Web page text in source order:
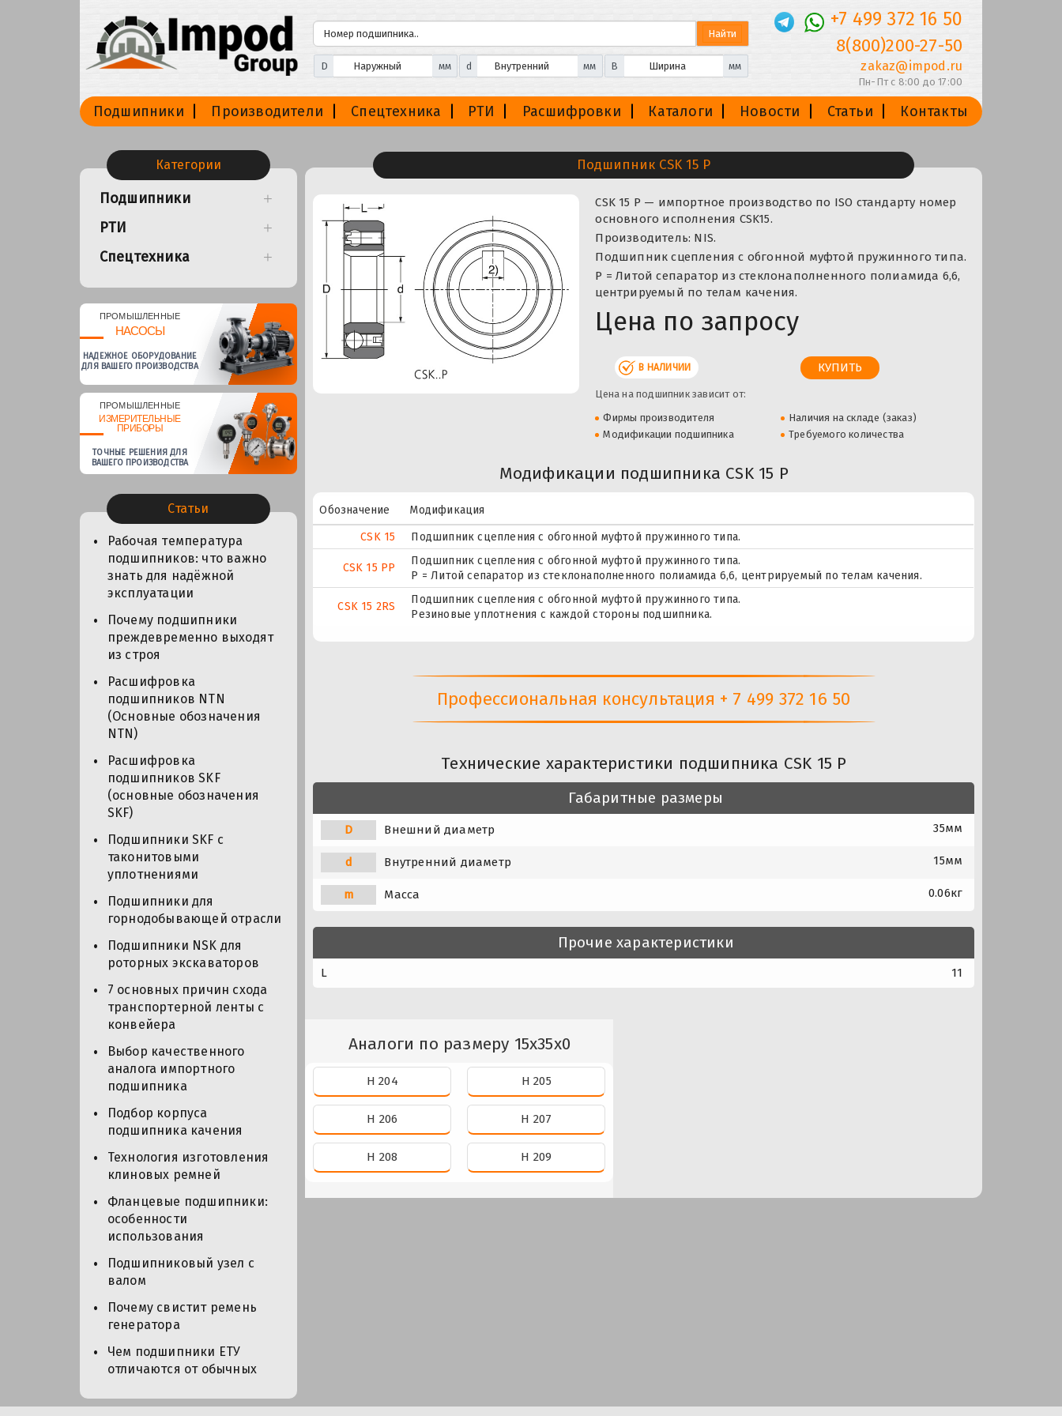
D мм d мм B мм
+7 499 372 16 50
8(800)200-27-50
zakaz@impod.ru
Пн-Пт с 8:00 до 17:00
Подшипники Производители Спецтехника РТИ Расшифровки Каталоги Новости Статьи Контакты
Категории
Подшипники
РТИ
Спецтехника
ПРОМЫШЛЕННЫЕ
НАСОСЫ
НАДЕЖНОЕ ОБОРУДОВАНИЕ
ДЛЯ ВАШЕГО ПРОИЗВОДСТВА
ПРОМЫШЛЕННЫЕ
ИЗМЕРИТЕЛЬНЫЕ
ПРИБОРЫ
ТОЧНЫЕ РЕШЕНИЯ ДЛЯ
ВАШЕГО ПРОИЗВОДСТВА
Статьи
Рабочая температура
подшипников: что важно
знать для надёжной
эксплуатации
Почему подшипники
преждевременно выходят
из строя
Расшифровка
подшипников NTN
(Основные обозначения
NTN)
Расшифровка
подшипников SKF
(основные обозначения
SKF)
Подшипники SKF с
таконитовыми
уплотнениями
Подшипники для
горнодобывающей отрасли
Подшипники NSK для
роторных экскаваторов
7 основных причин схода
транспортерной ленты с
конвейера
Выбор качественного
аналога импортного
подшипника
Подбор корпуса
подшипника качения
Технология изготовления
клиновых ремней
Фланцевые подшипники:
особенности
использования
Подшипниковый узел с
валом
Почему свистит ремень
генератора
Чем подшипники ЕТУ
отличаются от обычных
Подшипник CSK 15 P
CSK 15 P — импортное производство по ISO стандарту номер
основного исполнения CSK15.
Производитель: NIS.
Подшипник сцепления с обгонной муфтой пружинного типа.
P = Литой сепаратор из стеклонаполненного полиамида 6,6,
центрируемый по телам качения.
Цена по запросу
В НАЛИЧИИ
Цена на подшипник зависит от:
Фирмы производителя
Наличия на складе (заказ)
Модификации подшипника
Требуемого количества
Модификации подшипника CSK 15 P
Обозначение
Модификация
CSK 15
Подшипник сцепления с обгонной муфтой пружинного типа.
CSK 15 PP
Подшипник сцепления с обгонной муфтой пружинного типа.
P = Литой сепаратор из стеклонаполненного полиамида 6,6, центрируемый по телам качения.
CSK 15 2RS
Подшипник сцепления с обгонной муфтой пружинного типа.
Резиновые уплотнения с каждой стороны подшипника.
Профессиональная консультация + 7 499 372 16 50
Технические характеристики подшипника CSK 15 P
Габаритные размеры
D Внешний диаметр 35мм
d Внутренний диаметр 15мм
m Масса 0.06кг
Прочие характеристики
L 11
Аналоги по размеру 15x35x0
H 204 H 205
H 206 H 207
H 208 H 209